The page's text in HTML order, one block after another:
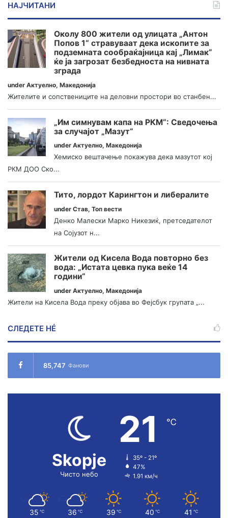
НАЈЧИТАНИ
Околу 800 жители од улицата „Антон
Попов 1“ стравуваат дека ископите за
подземната сообраќајница кај „Лимак“
ќе ја загрозат безбедноста на нивната
зграда
under Актуелно, Македонија
Жителите и сопствениците на деловни простори во станбен...
„Им симнувам капа на РКМ“: Сведочења
за случајот „Мазут“
under Актуелно, Македонија
Хемиско вештачење покажува дека мазутот кој
РКМ ДОО Ско...
Тито, лордот Карингтон и либералите
under Став, Топ вести
Денко Малески Марко Никезиќ, претседателот
на Сојузот н...
Жители од Кисела Вода повторно без
вода: „Истата цевка пука веќе 14
години“
under Актуелно, Македонија
Жители на Кисела Вода преку објава во Фејсбук групата „...
СЛЕДЕТЕ НÉ
85,747 Фанови
Skopje
Чисто небо
21 ℃
35º - 21º
47%
1.91 км/ч
35 ℃ 36 ℃ 39 ℃ 40 ℃ 41 ℃